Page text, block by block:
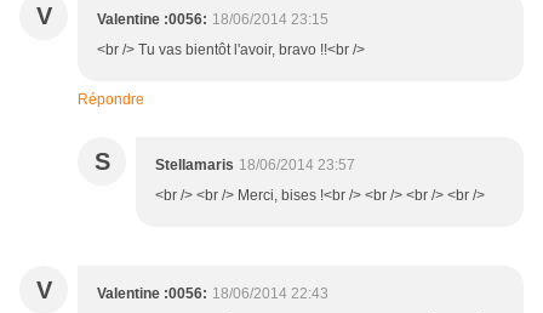
V Valentine :0056: 18/06/2014 23:15
<br /> Tu vas bientôt l'avoir, bravo !!<br />
Répondre
S Stellamaris 18/06/2014 23:57
<br /> <br /> Merci, bises !<br /> <br /> <br /> <br />
V Valentine :0056: 18/06/2014 22:43